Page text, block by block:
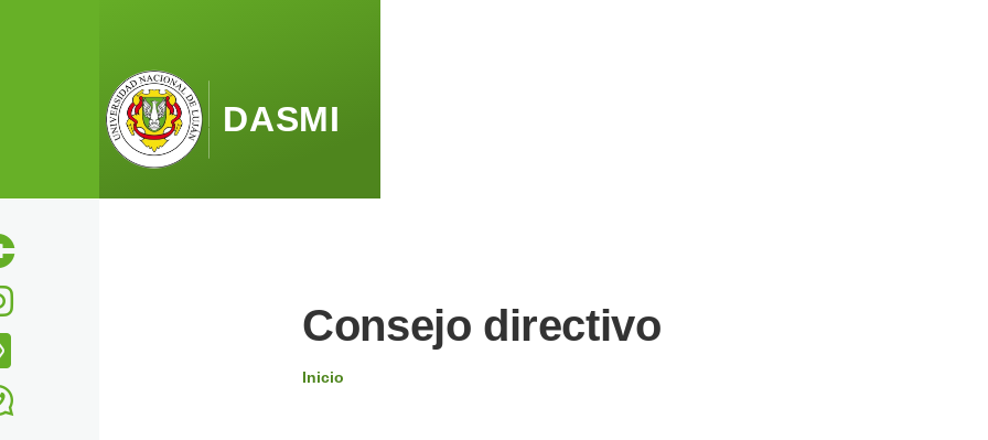
DASMI
Consejo directivo
Inicio